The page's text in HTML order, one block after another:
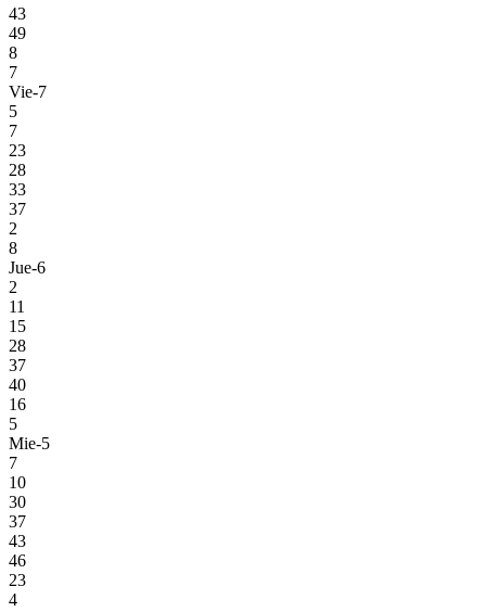
43
49
8
7
Vie-7
5
7
23
28
33
37
2
8
Jue-6
2
11
15
28
37
40
16
5
Mie-5
7
10
30
37
43
46
23
4